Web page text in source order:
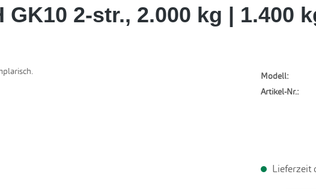
GK10 2-str., 2.000 kg | 1.400
Modell:
Artikel-Nr.:
Lieferzeit